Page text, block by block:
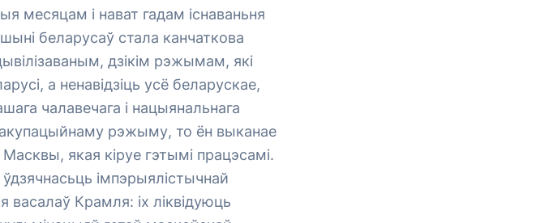
месяцам і нават гадам існаваньня
беларусаў стала канчаткова
дзікім рэжымам, які
а ненавідзіць усё беларускае,
чалавечага і нацыянальнага
акупацыйнаму рэжыму, то ён выканае
якая кіруе гэтымі працэсамі.
імпэрыялістычнай
васалаў Крамля: іх ліквідуюць